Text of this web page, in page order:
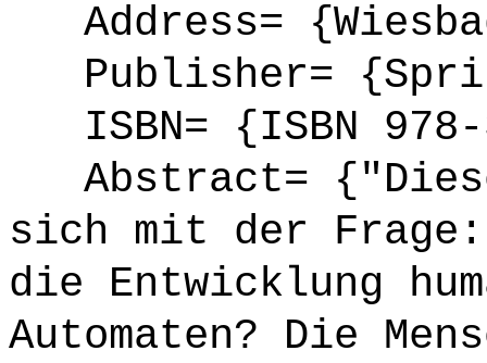
Address=
Publisher=
ISBN= {ISBN
Abstract=
sich mit der Frage:
die Entwicklung
Automaten? Die